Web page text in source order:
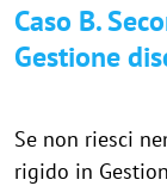
Caso B.
Gestione
Se non riesci
rigido in